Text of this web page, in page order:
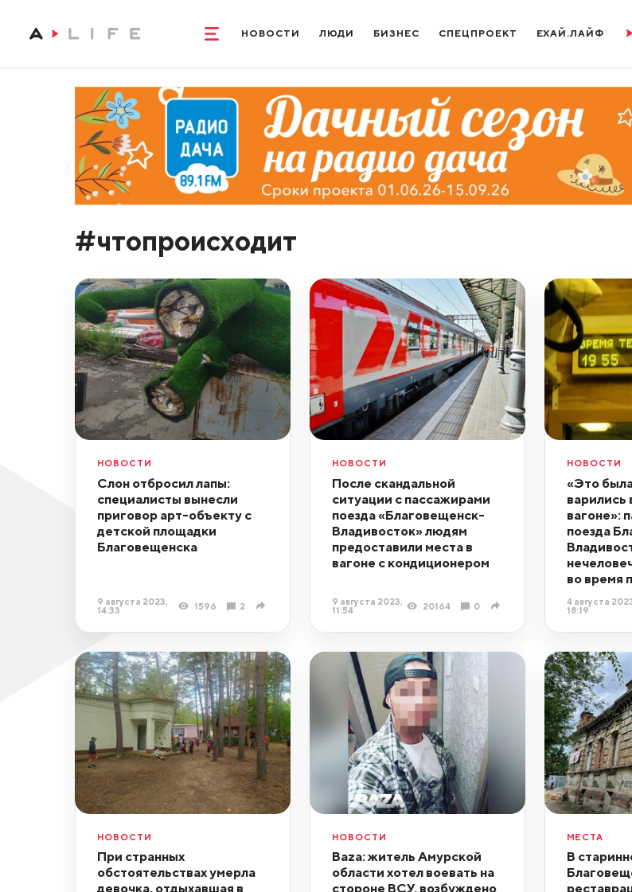
НОВОСТИ ЛЮДИ БИЗНЕС СПЕЦПРОЕКТ ЕХАЙ.ЛАЙФ
#чтопроисходит
НОВОСТИ
Слон отбросил лапы:
специалисты вынесли
приговор арт-объекту с
детской площадки
Благовещенска
9 августа 2023,
14:33
1596 2
НОВОСТИ
После скандальной
ситуации с пассажирами
поезда «Благовещенск-
Владивосток» людям
предоставили места в
вагоне с кондиционером
9 августа 2023,
11:54
20164 0
НОВОСТИ
«Это
варились
вагоне»:
поезда
во время
4 августа
18:19
НОВОСТИ
При странных
обстоятельствах умерла
девочка, отдыхавшая в
НОВОСТИ
Baza: житель Амурской
области хотел воевать на
стороне ВСУ, возбуждено
МЕСТА
В